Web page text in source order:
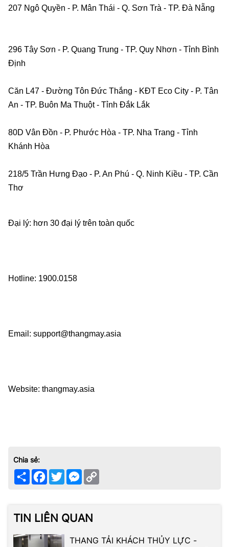
207 Ngô Quyền - P. Mân Thái - Q. Sơn Trà - TP. Đà Nẵng
296 Tây Sơn - P. Quang Trung - TP. Quy Nhơn - Tỉnh Bình
Định
Căn L47 - Đường Tôn Đức Thắng - KĐT Eco City - P. Tân
An - TP. Buôn Ma Thuột - Tỉnh Đắk Lắk
80D Vân Đồn - P. Phước Hòa - TP. Nha Trang - Tỉnh
Khánh Hòa
218/5 Trần Hưng Đạo - P. An Phú - Q. Ninh Kiều - TP. Cần
Thơ
Đại lý: hơn 30 đại lý trên toàn quốc
Hotline: 1900.0158
Email: support@thangmay.asia
Website: thangmay.asia
Chia sẻ:
Share Facebook
TwitterMessenger
TIN LIÊN QUAN
THANG TẢI KHÁCH THỦY LỰC -